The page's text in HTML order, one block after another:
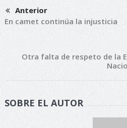
Anterior
En camet continúa la injusticia
Otra falta de respeto de la
SOBRE EL AUTOR